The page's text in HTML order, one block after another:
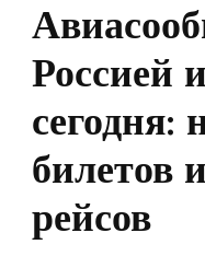
Россией
сегодня:
билетов
рейсов